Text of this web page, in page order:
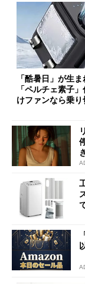
「酷暑日」が生
「ペルチェ素子
けファンなら乗り